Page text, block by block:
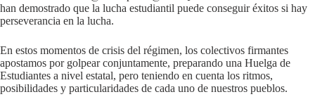
han demostrado que la lucha estudiantil puede conseguir éxitos si hay
perseverancia en la lucha.
En estos momentos de crisis del régimen, los colectivos firmantes
apostamos por golpear conjuntamente, preparando una Huelga de
Estudiantes a nivel estatal, pero teniendo en cuenta los ritmos,
posibilidades y particularidades de cada uno de nuestros pueblos.